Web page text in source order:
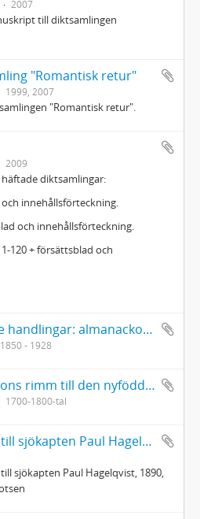
2007
till diktsamlingen
"Romantisk retur"
1999, 2007
"Romantisk retur".
2009
diktsamlingar:
innehållsförteckning.
och innehållsförteckning.
120 + försättsblad och
Nils Personne, diverse handlingar: almanackor med utförliga anteckningar; fotografier; poesialbum; dikter av NP; tidningsurklipp; två exemplar av ettbladstrycket "Vid minnesfesten inom sällskapet "G. V." öfver Gustaf Wirsén den 11te maj 1874" [tryckt i 10 exemplar]; räkenskaper med dagboksliknande anteckningar från resa till Paris 1912 samt Tyskland 1922 och 1923; tre brev av Gustaf Lagerbielke (1777-1837)
1850 - 1928
Olof Wallin, "Gratulations rimm till den nyfödde provincial medicus doctoren herr Lars Fredric Gravander"
1700-1800-tal
Ossian Ekbohm: brev till sjökapten Paul Hagelqvist m.m.
sjökapten Paul Hagelqvist, 1890,